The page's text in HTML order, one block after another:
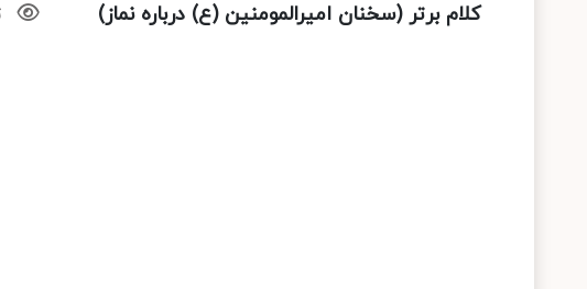
کلام برتر (سخنان امیرالمومنین (ع) درباره نماز)